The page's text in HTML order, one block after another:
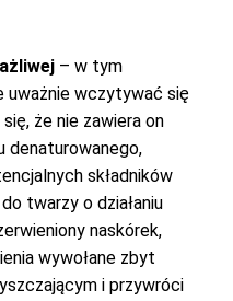
– w tym
uważnie wczytywać się
że nie zawiera on
denaturowanego,
składników
twarzy o działaniu
naskórek,
wywołane zbyt
i przywróci